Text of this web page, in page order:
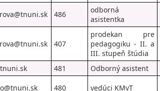
486
odborná
asistentka
407
prodekan pre
pedagogiku - II. a
III. stupeň štúdia
481 Odborný asistent
480 vedúci KMvT